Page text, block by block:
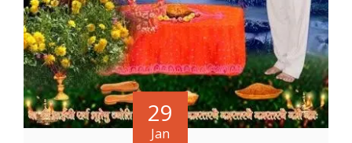
29
Jan